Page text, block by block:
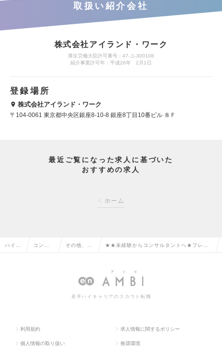
取扱い紹介会社
株式会社アイランド・ワーク
厚生労働大臣許可番号：47-ユ-300108
紹介事業許可年：平成26年 2月1日
登録場所
株式会社アイランド・ワーク
〒104-0061 東京都中央区銀座8-10-8 銀座8丁目10番ビル ８Ｆ
最近ご覧になった求人に基づいた
おすすめの求人
ホーム
ハイク コンサ その他、コ
ト系の転職
★★未経験からコンサルタントへ★フレッ
ランスが取れるコンサル！の求人情報
若手ハイキャリアのスカウト転職
利用規約 求人情報に関するポリシー
個人情報の取り扱い 推奨環境